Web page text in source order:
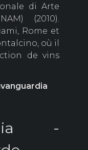
di Arte
(2010).
Rome et
où il
de vins
-